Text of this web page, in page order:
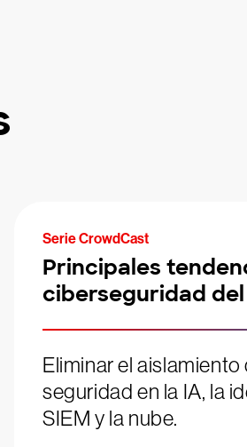
Serie CrowdCast
Principales
ciberseguridad del
Eliminar el aislamiento
seguridad en la IA, la
SIEM y la nube.